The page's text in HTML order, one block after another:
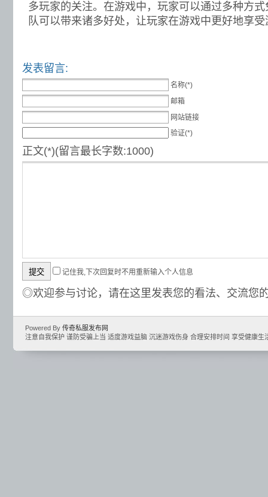
多玩家的关注。在游戏中，玩家可以通过多种方
队可以带来诸多好处，让玩家在游戏中更好地享
发表留言:
名称(*)
邮箱
网站链接
验证(*)
正文(*)(留言最长字数:1000)
记住我,下次回复时不用重新输入个人信息
◎欢迎参与讨论，请在这里发表您的看法、交流您
Powered By 传奇私服发布网
注意自我保护 谨防受骗上当 适度游戏益脑 沉迷游戏伤身 合理安排时间 享受健康生